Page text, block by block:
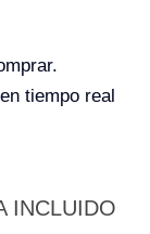
tiempo real
INCLUIDO